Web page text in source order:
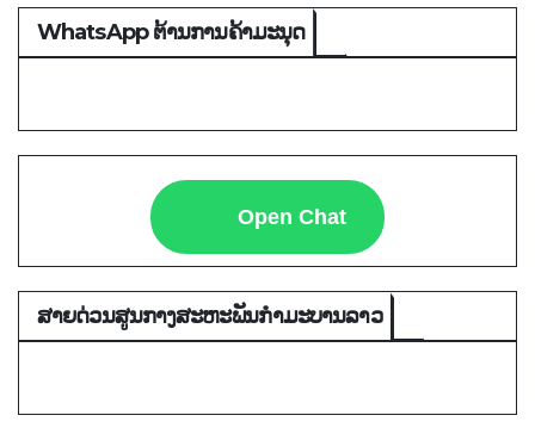
WhatsApp ຕ້ານການຄ້າມະນຸດ
Open Chat
ສາຍດ່ວນສູນກາງສະຫະພັນກຳມະບານລາວ